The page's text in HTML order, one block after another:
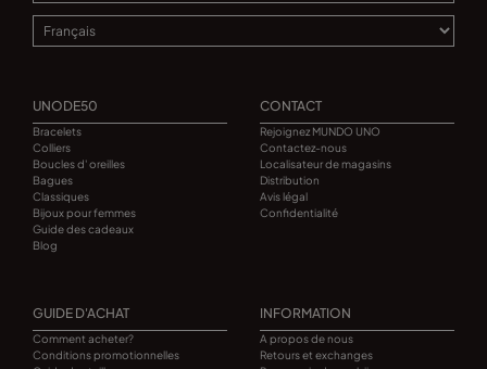
UNODE50
Bracelets
Colliers
Boucles d' oreilles
Bagues
Classiques
Bijoux pour femmes
Guide des cadeaux
Blog
CONTACT
Rejoignez MUNDO UNO
Contactez-nous
Localisateur de magasins
Distribution
Avis légal
Confidentialité
GUIDE D'ACHAT
Comment acheter?
Conditions promotionnelles
INFORMATION
A propos de nous
Retours et exchanges